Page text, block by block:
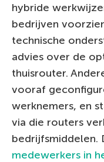
hybride
bedrijven
technische
advies over de
thuisrouter.
vooraf
werknemers, en
via die routers
bedrijfsmiddelen.
medewerkers in